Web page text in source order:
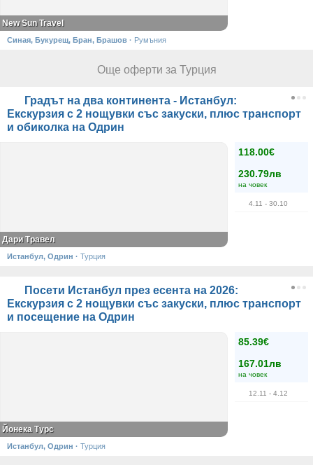
New Sun Travel
Синая, Букурещ, Бран, Брашов · Румъния
Още оферти за Турция
Градът на два континента - Истанбул:
Екскурзия с 2 нощувки със закуски, плюс транспорт
и обиколка на Одрин
118.00€
230.79лв
на човек
4.11 - 30.10
Дари Травел
Истанбул, Одрин · Турция
Посети Истанбул през есента на 2026:
Екскурзия с 2 нощувки със закуски, плюс транспорт
и посещение на Одрин
85.39€
167.01лв
на човек
12.11 - 4.12
Йонека Турс
Истанбул, Одрин · Турция